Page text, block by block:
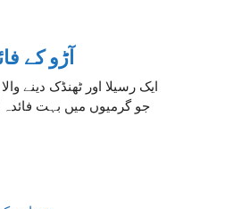
آڑو کے
جو گرمیوں میں بہت فائدہ